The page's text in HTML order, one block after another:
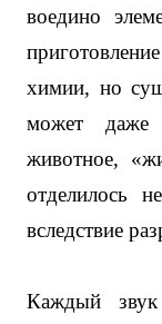
воедино
химии, но
может даже
животное,
отделилось
вследствие
Каждый